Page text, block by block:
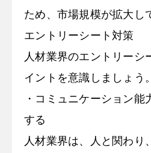
ため、市場規模が拡大し
エントリーシート対策
人材業界のエントリーシ
イントを意識しましょう。
・コミュニケーション能
する
人材業界は、人と関わり